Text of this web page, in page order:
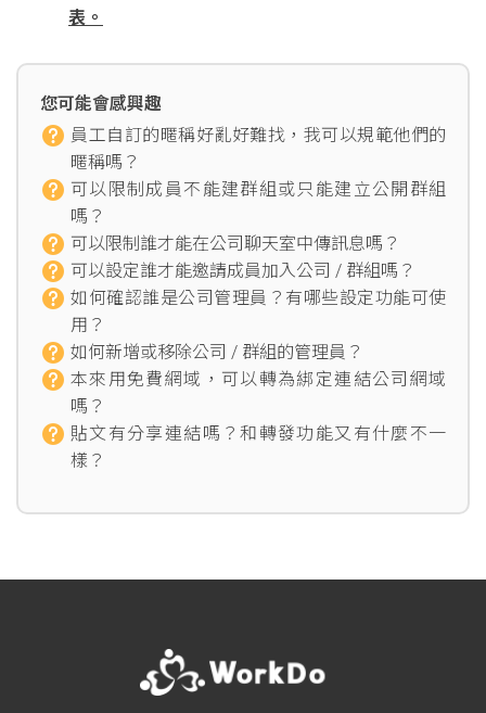
表。
您可能會感興趣
員工自訂的暱稱好亂好難找，我可以規範他們的
暱稱嗎？
可以限制成員不能建群組或只能建立公開群組
嗎？
可以限制誰才能在公司聊天室中傳訊息嗎？
可以設定誰才能邀請成員加入公司 / 群組嗎？
如何確認誰是公司管理員？有哪些設定功能可使
用？
如何新增或移除公司 / 群組的管理員？
本來用免費網域，可以轉為綁定連結公司網域
嗎？
貼文有分享連結嗎？和轉發功能又有什麼不一
樣？